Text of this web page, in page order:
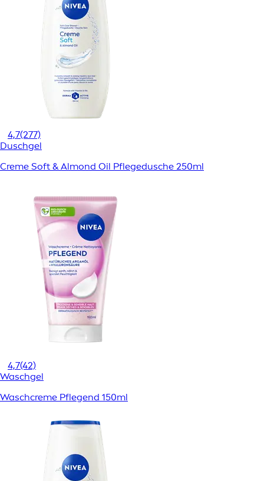
4,7(277)
Duschgel
Creme Soft & Almond Oil Pflegedusche 250ml
4,7(42)
Waschgel
Waschcreme Pflegend 150ml